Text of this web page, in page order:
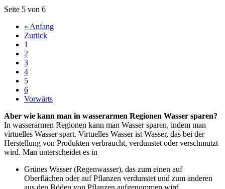
Seite 5 von 6
« Anfang
Zurück
1
2
3
4
5
6
Vorwärts
Aber wie kann man in wasserarmen Regionen Wasser sparen?
In wasserarmen Regionen kann man Wasser sparen, indem man
virtuelles Wasser spart. Virtuelles Wasser ist Wasser, das bei der
Herstellung von Produkten verbraucht, verdunstet oder verschmutzt
wird. Man unterscheidet es in
Grünes Wasser (Regenwasser), das zum einen auf
Oberflächen oder auf Pflanzen verdunstet und zum anderen
aus den Böden von Pflanzen aufgenommen wird,